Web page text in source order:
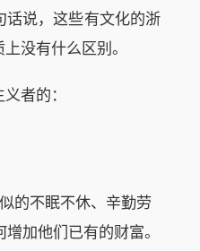
话说，这些有文化的浙
没有什么区别。
者的：
的不眠不休、辛勤劳
加他们已有的财富。